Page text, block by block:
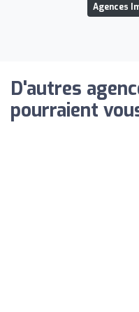
Agences
D'autres
pourraient